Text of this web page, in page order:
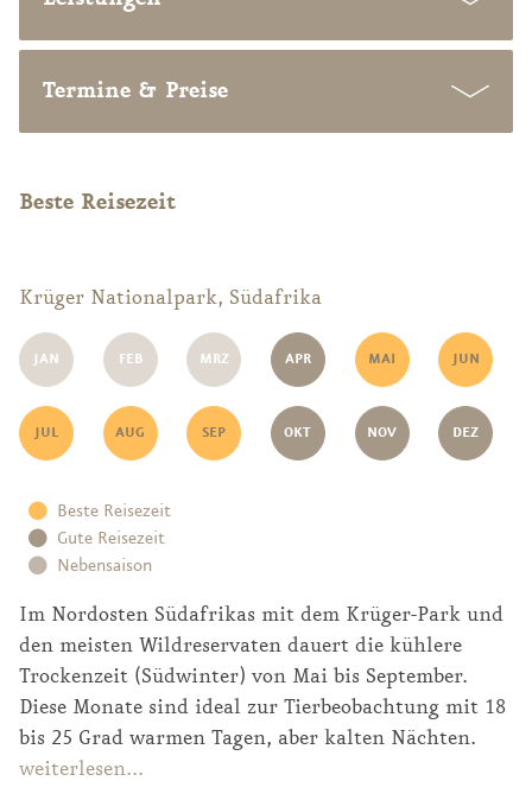
Termine & Preise
Beste Reisezeit
Krüger Nationalpark, Südafrika
JAN FEB MRZ APR MAI JUN
JUL AUG SEP OKT NOV DEZ
Beste Reisezeit
Gute Reisezeit
Nebensaison
Im Nordosten Südafrikas mit dem Krüger-Park und
den meisten Wildreservaten dauert die kühlere
Trockenzeit (Südwinter) von Mai bis September.
Diese Monate sind ideal zur Tierbeobachtung mit 18
bis 25 Grad warmen Tagen, aber kalten Nächten.
Von Oktober bis April fällt Regen, nicht jeden Tag
weiterlesen...